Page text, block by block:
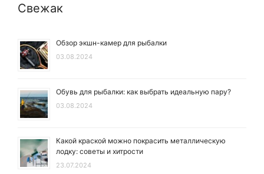
Свежак
Обзор экшн-камер для рыбалки
03.08.2024
Обувь для рыбалки: как выбрать идеальную пару?
03.08.2024
Какой краской можно покрасить металлическую
лодку: советы и хитрости
23.07.2024